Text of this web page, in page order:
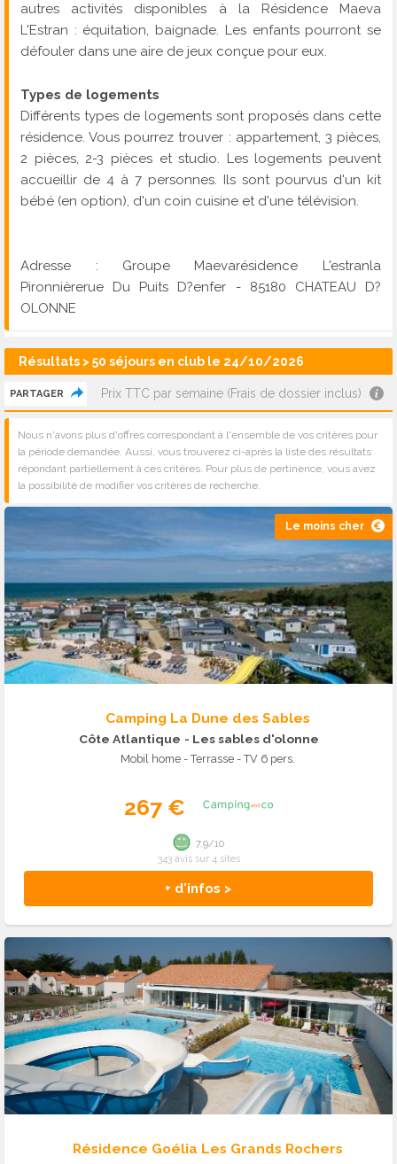
autres activités disponibles à la Résidence Maeva
L'Estran : équitation, baignade. Les enfants pourront se
défouler dans une aire de jeux conçue pour eux.
Types de logements
Différents types de logements sont proposés dans cette
résidence. Vous pourrez trouver : appartement, 3 pièces,
2 pièces, 2-3 pièces et studio. Les logements peuvent
accueillir de 4 à 7 personnes. Ils sont pourvus d'un kit
bébé (en option), d'un coin cuisine et d'une télévision.
Adresse : Groupe Maevarésidence L'estranla
Pironnièrerue Du Puits D?enfer - 85180 CHATEAU D?
OLONNE
Résultats > 50 séjours en club le 24/10/2026
PARTAGER Prix TTC par semaine (Frais de dossier inclus)
Nous n'avons plus d'offres correspondant à l'ensemble de vos critères pour
la période demandée. Aussi, vous trouverez ci-après la liste des résultats
répondant partiellement à ces critères. Pour plus de pertinence, vous avez
la possibilité de modifier vos critères de recherche.
Le moins cher
Camping La Dune des Sables
Côte Atlantique - Les sables d'olonne
Mobil home - Terrasse - TV 6 pers.
267 €
+ d'infos >
7.9/10
343 avis sur 4 sites
Résidence Goélia Les Grands Rochers